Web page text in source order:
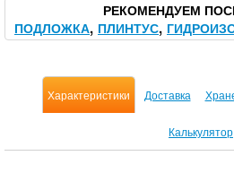
РЕКОМЕНДУЕМ
ПОДЛОЖКА ПЛИНТУС
Характеристики Доставка
Калькулятор